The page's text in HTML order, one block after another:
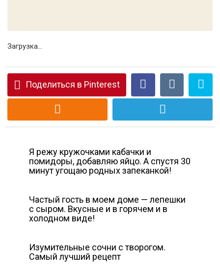
Загрузка...
Поделиться в Pinterest
Я режу кружочками кабачки и
помидоры, добавляю яйцо. А спустя 30
минут угощаю родных запеканкой!
Частый гость в моем доме — лепешки
с сыром. Вкусные и в горячем и в
холодном виде!
Изумительные сочни с творогом.
Самый лучший рецепт